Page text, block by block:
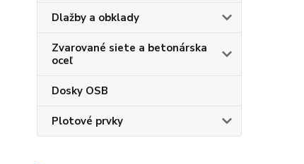
Dlažby a obklady
Zvarované siete a betonárska
oceľ
Dosky OSB
Plotové prvky